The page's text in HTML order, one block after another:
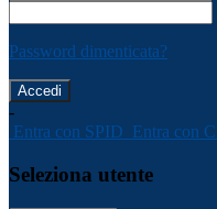
Password dimenticata?
-
Entra con SPID Entra con
Seleziona utente